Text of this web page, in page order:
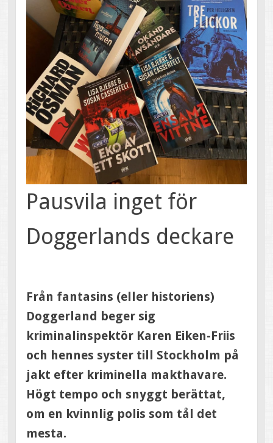
Pausvila inget för
Doggerlands deckare
Från fantasins (eller historiens)
Doggerland beger sig
kriminalinspektör Karen Eiken-Friis
och hennes syster till Stockholm på
jakt efter kriminella makthavare.
Högt tempo och snyggt berättat,
om en kvinnlig polis som tål det
mesta.